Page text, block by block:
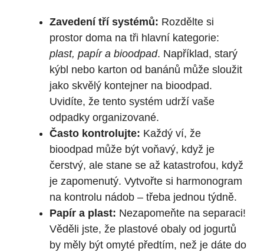
Zavedení tří systémů: Rozdělte si
prostor doma na tři hlavní kategorie:
plast, papír a bioodpad. Například, starý
kýbl nebo karton od banánů může sloužit
jako skvělý kontejner na bioodpad.
Uvidíte, že tento systém udrží vaše
odpadky organizované.
Často kontrolujte: Každý ví, že
bioodpad může být voňavý, když je
čerstvý, ale stane se až katastrofou, když
je zapomenutý. Vytvořte si harmonogram
na kontrolu nádob – třeba jednou týdně.
Papír a plast: Nezapomeňte na separaci!
Věděli jste, že plastové obaly od jogurtů
by měly být omyté předtím, než je dáte do